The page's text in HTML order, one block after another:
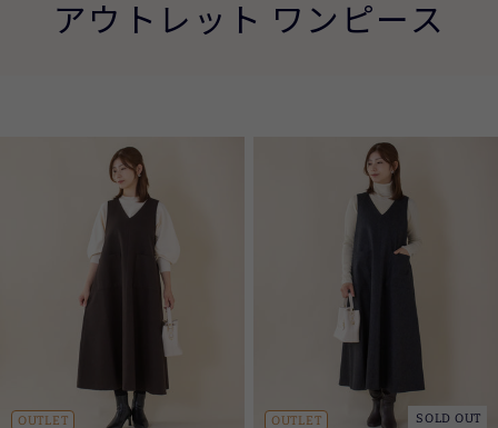
アウトレット ワンピース
OUTLET OUTLET SOLD OUT